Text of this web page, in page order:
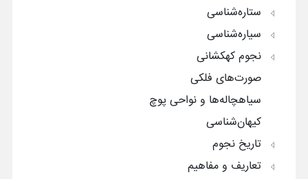
ستاره‌شناسی
سیاره‌شناسی
نجوم کهکشانی
صورت‌های فلکی
سیاهچاله‌ها و نواحی پوچ
کیهان‌شناسی
تاریخ نجوم
تعاریف و مفاهیم